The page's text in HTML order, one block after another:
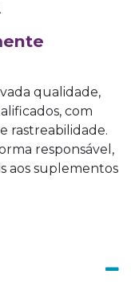
qualidade,
com
rastreabilidade.
responsável,
aos suplementos